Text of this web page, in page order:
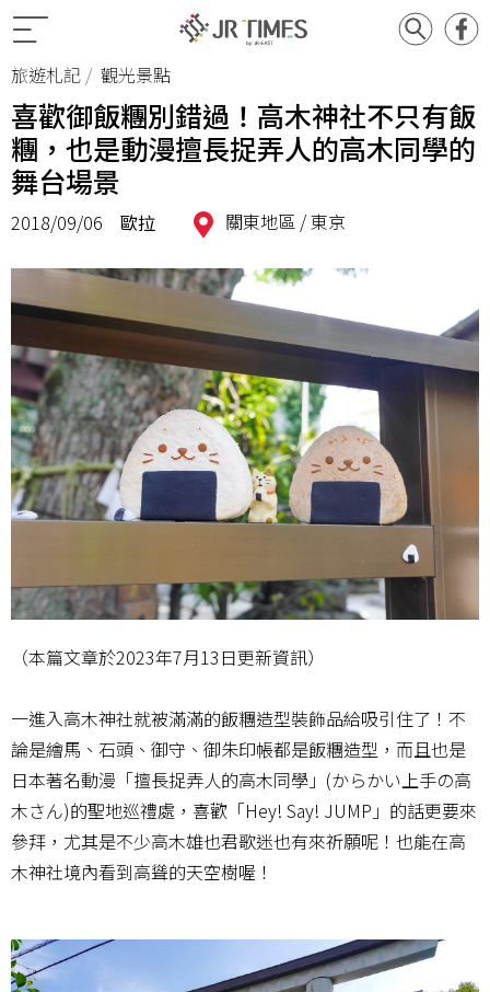
旅遊札記 觀光景點
喜歡御飯糰別錯過！高木神社不只有飯
糰，也是動漫擅長捉弄人的高木同學的
舞台場景
2018/09/06 歐拉 關東地區 /東京
（本篇文章於2023年7月13日更新資訊）
一進入高木神社就被滿滿的飯糰造型裝飾品給吸引住了！不
論是繪馬、石頭、御守、御朱印帳都是飯糰造型，而且也是
日本著名動漫「擅長捉弄人的高木同學」(からかい上手の高
木さん)的聖地巡禮處，喜歡「Hey! Say! JUMP」的話更要來
參拜，尤其是不少高木雄也君歌迷也有來祈願呢！也能在高
木神社境內看到高聳的天空樹喔！